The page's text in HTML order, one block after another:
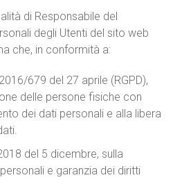
di Responsabile del
degli Utenti del sito web
che, in conformità a:
679 del 27 aprile (RGPD),
delle persone fisiche con
dei dati personali e alla libera
del 5 dicembre, sulla
e garanzia dei diritti